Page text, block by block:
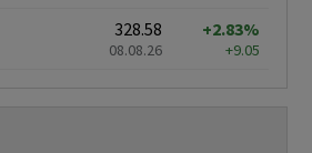
328.58
08.08.26
+2.83%
+9.05